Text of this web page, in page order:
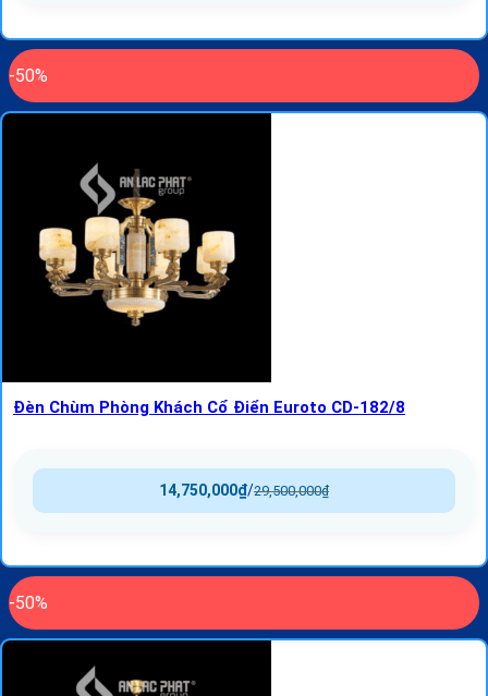
-50%
Đèn Chùm Phòng Khách Cổ Điển Euroto CD-182/8
29,500,000₫
/
14,750,000₫
-50%